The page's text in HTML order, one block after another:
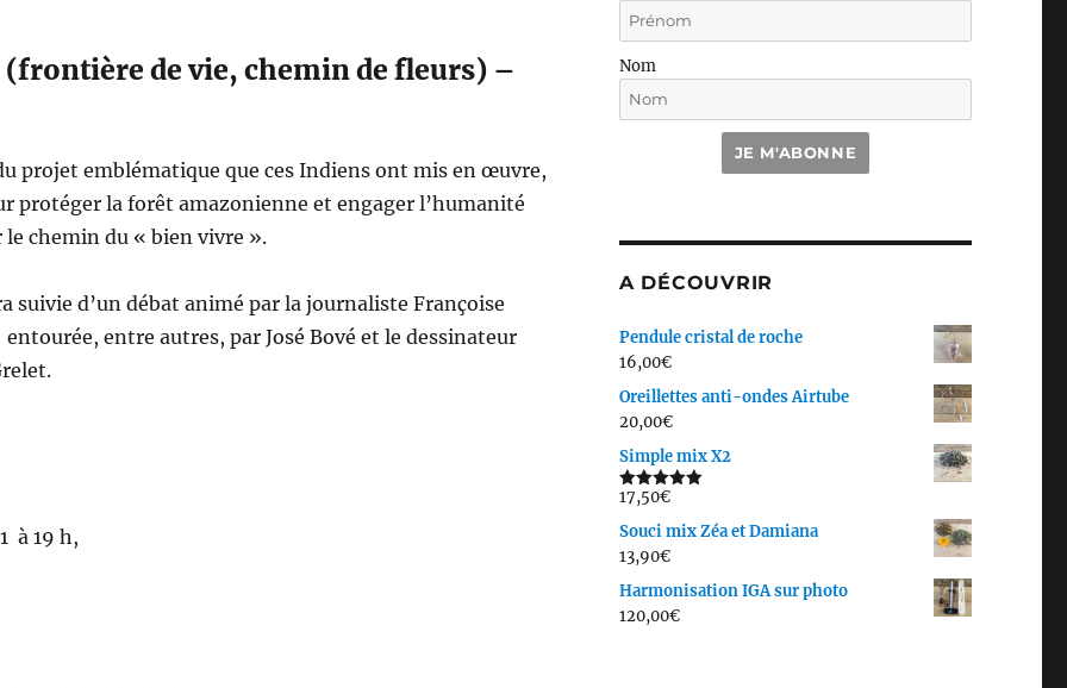
(frontière de vie, chemin de fleurs) –
projet emblématique que ces Indiens ont mis en œuvre,
protéger la forêt amazonienne et engager l’humanité
chemin du « bien vivre ».
suivie d’un débat animé par la journaliste Françoise
entre autres, par José Bové et le dessinateur
à 19 h,
Nom
JE M'ABONNE
A DÉCOUVRIR
Pendule cristal de roche
16,00€
Oreillettes anti-ondes Airtube
20,00€
Simple mix X2
Note5.00
17,50€
Souci mix Zéa et Damiana
13,90€
Harmonisation IGA sur photo
120,00€